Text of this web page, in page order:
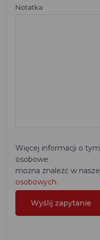
Notatka
Więcej informacji o
osobowe
można znaleźć w
osobowych.